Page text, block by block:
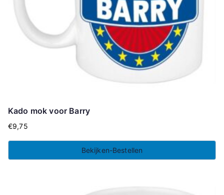
Kado mok voor Barry
€9,75
Bekijken-Bestellen